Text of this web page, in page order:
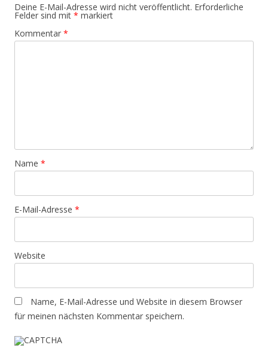
Deine E-Mail-Adresse wird nicht veröffentlicht. Erforderliche
Felder sind mit * markiert
Kommentar *
Name *
E-Mail-Adresse *
Website
Name, E-Mail-Adresse und Website in diesem Browser
für meinen nächsten Kommentar speichern.